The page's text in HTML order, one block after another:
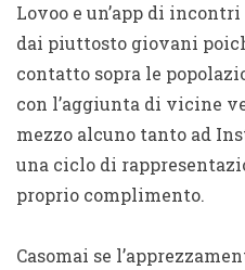
Lovoo e un’app di
dai piuttosto giovani
contatto sopra le
con l’aggiunta di vicine
mezzo alcuno tanto ad
una ciclo di
proprio complimento.
Casomai se